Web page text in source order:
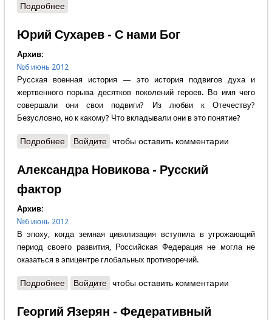
Подробнеео Зарубки
Юрий Сухарев - С нами Бог
Архив:
№6 июнь 2012
Русская военная история — это история подвигов духа и
жертвенного порыва десятков поколений героев. Во имя чего
совершали они свои подвиги? Из любви к Отечеству?
Безусловно, но к какому? Что вкладывали они в это понятие?
Подробнеео Юрий Сухарев - С нами Бог
Войдите чтобы оставить комментарии
Александра Новикова - Русский
фактор
Архив:
№6 июнь 2012
В эпоху, когда земная цивилизация вступила в угрожающий
период своего развития, Российская Федерация не могла не
оказаться в эпицентре глобальных противоречий.
Подробнеео Александра Новикова - Русский фактор
Войдите чтобы оставить комментарии
Георгий Язерян - Федеративный